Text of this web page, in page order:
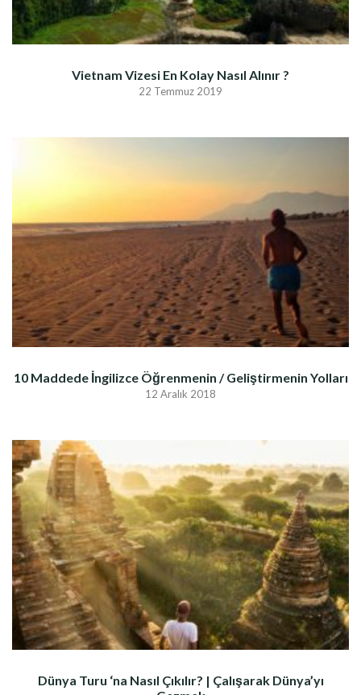
Vietnam Vizesi En Kolay Nasıl Alınır ?
22 Temmuz 2019
10 Maddede İngilizce Öğrenmenin / Geliştirmenin Yolları
12 Aralık 2018
Dünya Turu ‘na Nasıl Çıkılır? | Çalışarak Dünya’yı